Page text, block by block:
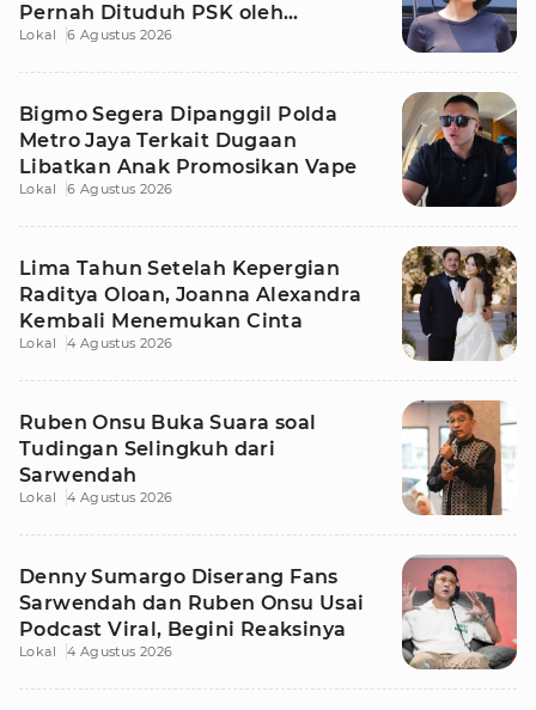
Pernah Dituduh PSK oleh
Tetangga
Lokal 6 Agustus 2026
Bigmo Segera Dipanggil Polda
Metro Jaya Terkait Dugaan
Libatkan Anak Promosikan Vape
Lokal 6 Agustus 2026
Lima Tahun Setelah Kepergian
Raditya Oloan, Joanna Alexandra
Kembali Menemukan Cinta
Lokal 4 Agustus 2026
Ruben Onsu Buka Suara soal
Tudingan Selingkuh dari
Sarwendah
Lokal 4 Agustus 2026
Denny Sumargo Diserang Fans
Sarwendah dan Ruben Onsu Usai
Podcast Viral, Begini Reaksinya
Lokal 4 Agustus 2026